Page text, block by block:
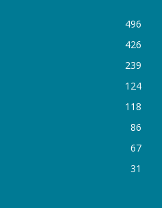
496
426
239
124
118
86
67
31